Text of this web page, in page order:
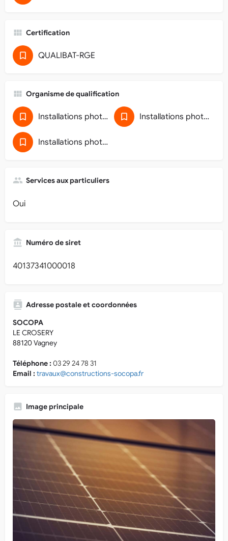
Certification
QUALIBAT-RGE
Organisme de qualification
Installations photovoltaïques de puissance de raccordement inférieure à 36 kVA (5911D118) Installations photovoltaïques de puissance de raccordement inférieure ou égale à 36 kVA (5911D118)
Installations photovoltaïques de puissance inférieure à 250 kWc
Services aux particuliers
Oui
Numéro de siret
40137341000018
Adresse postale et coordonnées
SOCOPA
LE CROSERY
88120 Vagney
Téléphone :03 29 24 78 31
Email :travaux@constructions-socopa.fr
Image principale